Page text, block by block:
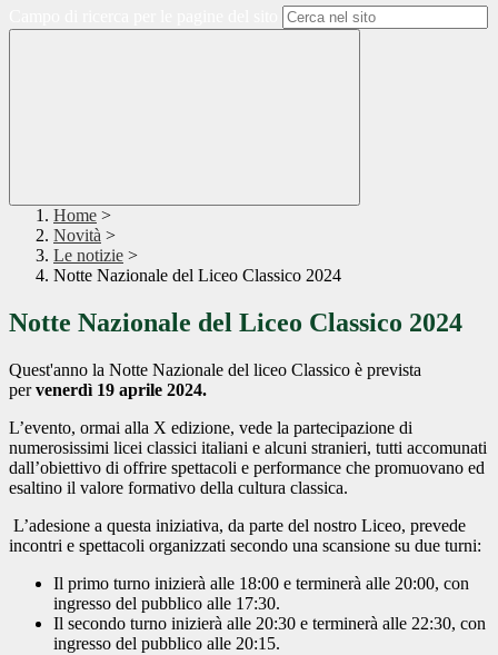
Home >
Novità >
Le notizie >
Notte Nazionale del Liceo Classico 2024
Notte Nazionale del Liceo Classico 2024
Quest'anno la Notte Nazionale del liceo Classico è prevista
pervenerdì 19 aprile 2024.
L’evento, ormai alla X edizione, vede la partecipazione di
numerosissimi licei classici italiani e alcuni stranieri, tutti accomunati
dall’obiettivo di offrire spettacoli e performance che promuovano ed
esaltino il valore formativo della cultura classica.
L’adesione a questa iniziativa, da parte del nostro Liceo, prevede
incontri e spettacoli organizzati secondo una scansione su due turni:
Il primo turno inizierà alle 18:00 e terminerà alle 20:00, con
ingresso del pubblico alle 17:30.
Il secondo turno inizierà alle 20:30 e terminerà alle 22:30, con
ingresso del pubblico alle 20:15.